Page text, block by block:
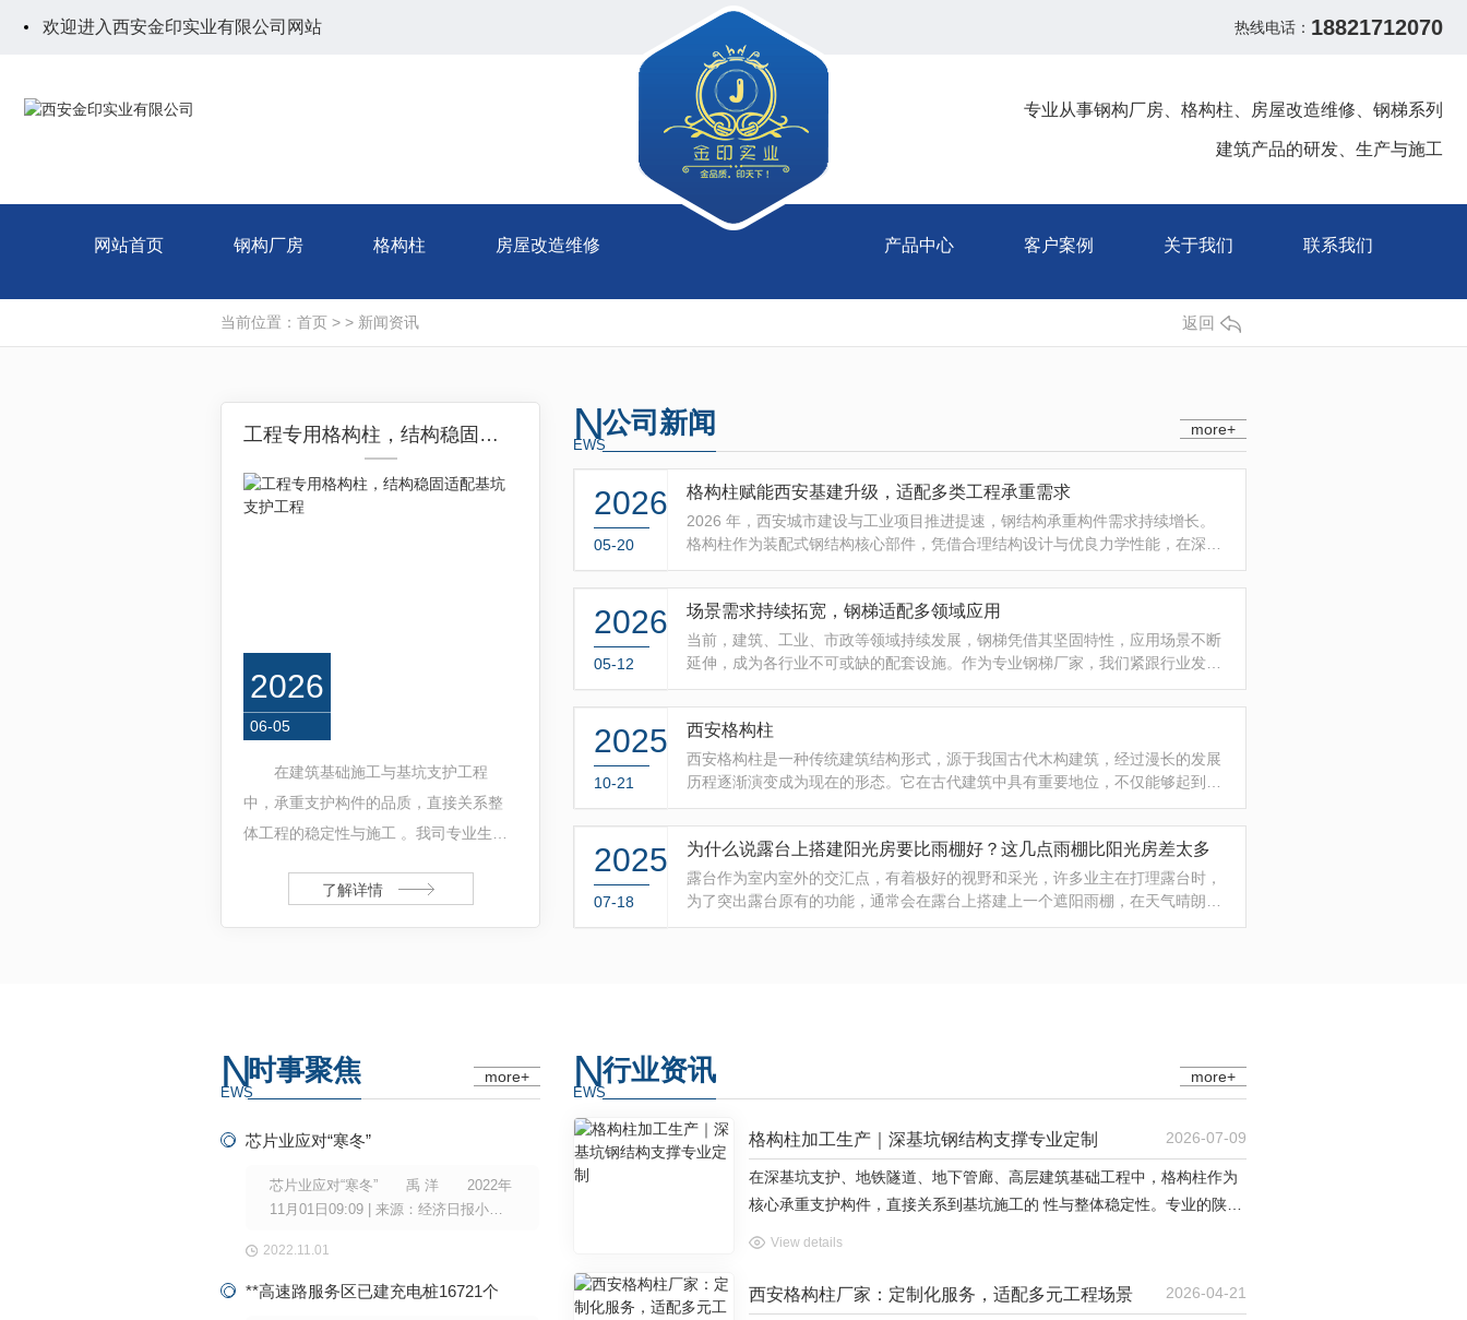
欢迎进入西安金印实业有限公司网站 热线电话： 18821712070
专业从事钢构厂房、格构柱、房屋改造维修、钢梯系列
建筑产品的研发、生产与施工
网站首页 钢构厂房 格构柱 房屋改造维修 产品中心 客户案例 关于我们 联系我们
当前位置： 首页 > > 新闻资讯 返回
工程专用格构柱，结构稳固适配基坑支护工程
2026
06-05
在建筑基础施工与基坑支护工程
中，承重支护构件的品质，直接关系整
体工程的稳定性与施工 。我司专业生产
艺，严格把控生产细节，产品质量贴合
各类土建工程施工标准，为基础支护施
了解详情
N
EWS
公司新闻 more+
2026
05-20
格构柱赋能西安基建升级，适配多类工程承重需求
2026 年，西安城市建设与工业项目推进提速，钢结构承重构件需求持续增长。
格构柱作为装配式钢结构核心部件，凭借合理结构设计与优良力学性能，在深基
坑支护、工业厂房、交通枢纽等领域应用愈发广泛，成为大型工程承重体系的重
要选择。我们作为西安本地格构柱厂家，深耕钢结构加工领域，依托区域产业优
势与成熟生产体系，专注定制化格构柱产
2026
05-12
场景需求持续拓宽，钢梯适配多领域应用
当前，建筑、工业、市政等领域持续发展，钢梯凭借其坚固特性，应用场景不断
延伸，成为各行业不可或缺的配套设施。作为专业钢梯厂家，我们紧跟行业发展
节奏，深耕产品生产与定制，以可靠品质与灵活适配能力，为各类场景提供贴合
需求的产品解决方案。我们的产品优势体现在结构坚固、造型规整、适配性强，
采用..钢材与成熟工艺，..梯体稳固耐用
2025
10-21
西安格构柱
西安格构柱是一种传统建筑结构形式，源于我国古代木构建筑，经过漫长的发展
历程逐渐演变成为现在的形态。它在古代建筑中具有重要地位，不仅能够起到支
撑和分担荷载的作用，同时也是建筑外观的重要组成部分。本文将从西安格构柱
的概念、历史沿革、特点和应用等方面进行探讨。一、概念 西安格构柱是指在柱
子周围加上若干个斜交的小柱，使整体呈现
2025
07-18
为什么说露台上搭建阳光房要比雨棚好？这几点雨棚比阳光房差太多
露台作为室内室外的交汇点，有着极好的视野和采光，许多业主在打理露台时，
为了突出露台原有的功能，通常会在露台上搭建上一个遮阳雨棚，在天气晴朗的
时候，可以坐在露台上吹吹风，看看风景，十分惬意，但雨棚由于自身的局限
N
EWS
时事聚焦 more+
芯片业应对“寒冬”
芯片业应对“寒冬” 禹 洋 2022年
11月01日09:09 | 来源：经济日报小字
季报相继出炉，芯片市场明显感受到阵
阵寒意。 三季度财报显示，三星电
2022.11.01
**高速路服务区已建充电桩16721个
N
EWS
行业资讯 more+
格构柱加工生产｜深基坑钢结构支撑专业定制 2026-07-09
在深基坑支护、地铁隧道、地下管廊、高层建筑基础工程中，格构柱作为
核心承重支护构件，直接关系到基坑施工的 性与整体稳定性。专业的陕西
格构柱加工生产工艺，是保障钢结构构件强度达标、尺寸..、受力均匀的关
通过切割、下料、组对、焊接、校正、除锈、防腐等多道
View details
西安格构柱厂家：定制化服务，适配多元工程场景 2026-04-21